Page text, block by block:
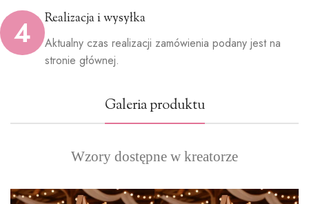
4 Realizacja i wysyłka
Aktualny czas realizacji zamówienia podany jest na
stronie głównej.
Galeria produktu
Wzory dostępne w kreatorze